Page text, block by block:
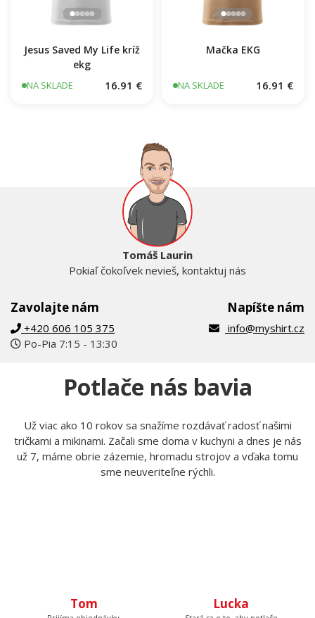
Jesus Saved My Life kríž
ekg
NA SKLADE 16.91 €
Mačka EKG
NA SKLADE 16.91 €
Zavolajte nám
+420 606 105 375
Po-Pia 7:15 - 13:30
Tomáš Laurin
Pokiaľ čokoľvek nevieš, kontaktuj nás
Napíšte nám
info@myshirt.cz
Potlače nás bavia
Už viac ako 10 rokov sa snažíme rozdávať radosť našimi
tričkami a mikinami. Začali sme doma v kuchyni a dnes je nás
už 7, máme obrie zázemie, hromadu strojov a vďaka tomu
sme neuveriteľne rýchli.
Tom Lucka